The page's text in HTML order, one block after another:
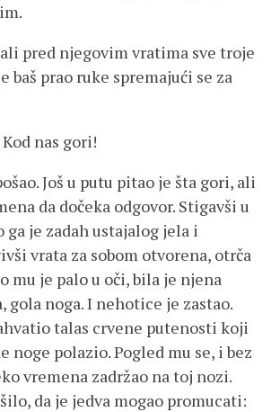
pred njegovim vratima sve troje
baš prao ruke spremajući se za
nas gori!
Još u putu pitao je šta gori, ali
da dočeka odgovor. Stigavši u
je zadah ustajalog jela i
vrata za sobom otvorena, otrča
mu je palo u oči, bila je njena
gola noga. I nehotice je zastao.
talas crvene putenosti koji
noge polazio. Pogled mu se, i bez
vremena zadržao na toj nozi.
da je jedva mogao promucati: